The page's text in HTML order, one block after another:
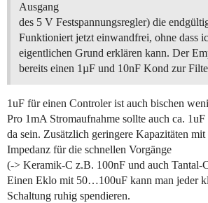
Ausgang
des 5 V Festspannungsregler) die
Funktioniert jetzt einwandfrei, ohne dass
eigentlichen Grund erklären kann. Der
bereits einen 1µF und 10nF Kond zur
1uF für einen Controler ist auch bischen
Pro 1mA Stromaufnahme sollte auch ca.
da sein. Zusätzlich geringere Kapazitäten
Impedanz für die schnellen Vorgänge
(-> Keramik-C z.B. 100nF und auch
Einen Eklo mit 50…100uF kann man jeder
Schaltung ruhig spendieren.